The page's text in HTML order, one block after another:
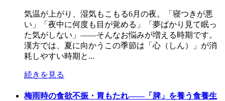
気温が上がり、湿気もこもる6月の夜。「寝つきが悪
い」「夜中に何度も目が覚める」「夢ばかり見て眠っ
た気がしない」――そんなお悩みが増える時期です。
漢方では、夏に向かうこの季節は「心（しん）」が消
耗しやすい時期と...
続きを見る
梅雨時の食欲不振・胃もたれ――「脾」を養う食養生